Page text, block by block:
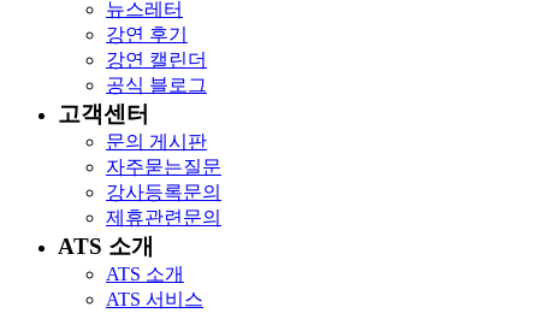
뉴스레터
강연 후기
강연 캘린더
공식 블로그
고객센터
문의 게시판
자주묻는질문
강사등록문의
제휴관련문의
ATS 소개
ATS 소개
ATS 서비스